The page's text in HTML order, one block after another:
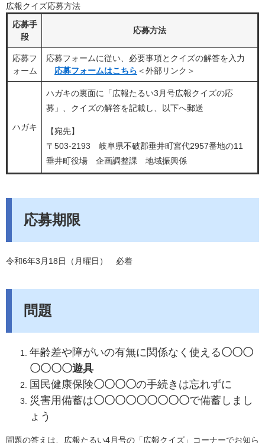
広報クイズ応募方法
応募手
段
応募方法
応募フ
ォーム
応募フォームに従い、必要事項とクイズの解答を入力
応募フォームはこちら ＜外部リンク＞
ハガキ
ハガキの裏面に「広報たるい3月号広報クイズの応
募」、クイズの解答を記載し、以下へ郵送
【宛先】
〒503-2193 岐阜県不破郡垂井町宮代2957番地の11
垂井町役場 企画調整課 地域振興係
応募期限
令和6年3月18日（月曜日） 必着
問題
​年齢差や障がいの有無に関係なく使える〇〇〇
〇〇〇〇遊具
​​国民健康保険〇〇〇〇の手続きは忘れずに​
​災害用備蓄は〇〇〇〇〇〇〇〇〇で備蓄しまし
ょう
問題の答えは、広報たるい4月号の「広報クイズ」コーナーでお知ら